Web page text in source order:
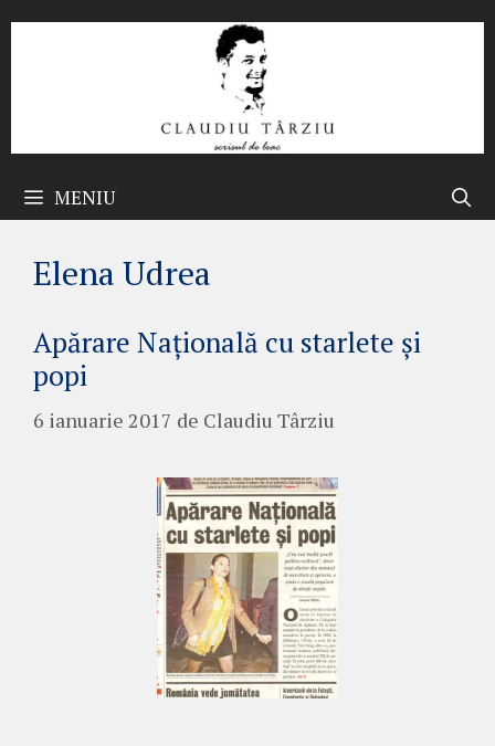
MENIU
Elena Udrea
Apărare Națională cu starlete și
popi
6 ianuarie 2017 de Claudiu Târziu